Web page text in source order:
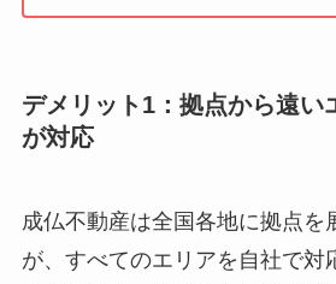
デメリット1：拠点から遠い
が対応
成仏不動産は全国各地に拠点を
が、すべてのエリアを自社で対